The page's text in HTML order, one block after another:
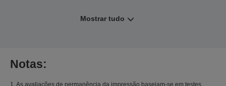
Mostrar tudo
Notas: